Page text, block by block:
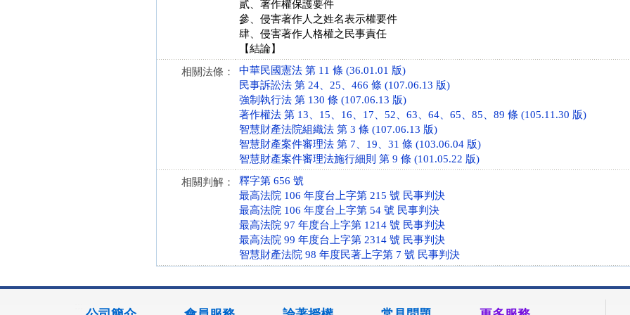
貳、著作權保護要件
參、侵害著作人之姓名表示權要件
肆、侵害著作人格權之民事責任
【結論】
相關法條：
中華民國憲法 第 11 條 (36.01.01 版)
民事訴訟法 第 24、25、466 條 (107.06.13 版)
強制執行法 第 130 條 (107.06.13 版)
著作權法 第 13、15、16、17、52、63、64、65、85、89 條 (105.11.30 版)
智慧財產法院組織法 第 3 條 (107.06.13 版)
智慧財產案件審理法 第 7、19、31 條 (103.06.04 版)
智慧財產案件審理法施行細則 第 9 條 (101.05.22 版)
相關判解：
釋字第 656 號
最高法院 106 年度台上字第 215 號 民事判決
最高法院 106 年度台上字第 54 號 民事判決
最高法院 97 年度台上字第 1214 號 民事判決
最高法院 99 年度台上字第 2314 號 民事判決
智慧財產法院 98 年度民著上字第 7 號 民事判決